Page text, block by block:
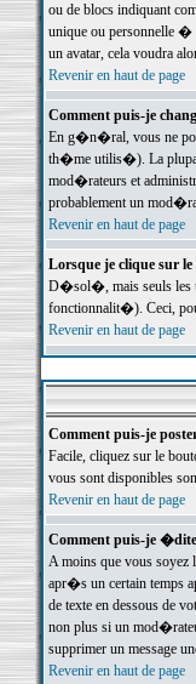
ou de blocs indiquant
unique ou personnelle �
un avatar, cela voudra
Revenir en haut de page
Comment puis-je
En g�n�ral, vous ne
th�me utilis�). La
mod�rateurs et
probablement un
Revenir en haut de page
Lorsque je clique sur
D�sol�, mais seuls les
fonctionnalit�). Ceci,
Revenir en haut de page
Comment puis-je
Facile, cliquez sur le
vous sont disponibles
Revenir en haut de page
Comment puis-je
A moins que vous soyez
apr�s un certain temps
de texte en dessous de
non plus si un
supprimer un message
Revenir en haut de page